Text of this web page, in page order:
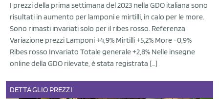
I prezzi della prima settimana del 2023 nella GDO italiana sono
risultati in aumento per lamponi e mirtilli, in calo per le more.
Sono rimasti invariati solo per il ribes rosso. Referenza
Variazione prezzi Lamponi +4,9% Mirtilli +5,2% More -0,9%
Ribes rosso Invariato Totale generale +2,8% Nelle insegne
online della GDO rilevate, è stata registrata […]
DETTAGLIO PREZZI